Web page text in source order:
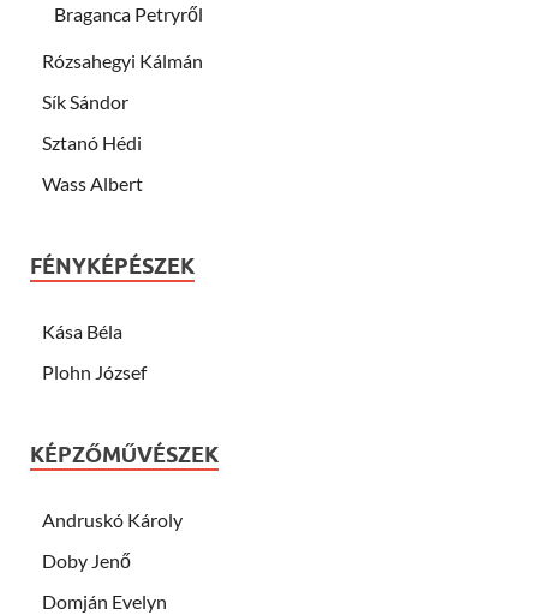
Braganca Petryről
Rózsahegyi Kálmán
Sík Sándor
Sztanó Hédi
Wass Albert
FÉNYKÉPÉSZEK
Kása Béla
Plohn József
KÉPZŐMŰVÉSZEK
Andruskó Károly
Doby Jenő
Domján Evelyn